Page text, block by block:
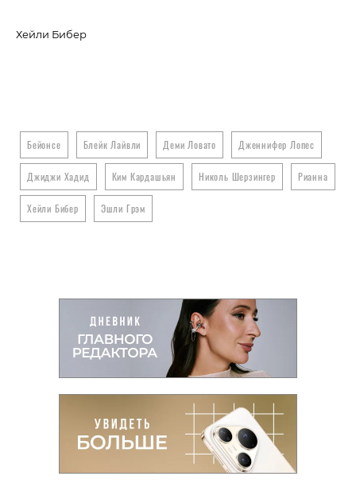
Хейли Бибер
Бейонсе Блейк Лайвли Деми Ловато Дженнифер Лопес
Джиджи Хадид Ким Кардашьян Николь Шерзингер Рианна
Хейли Бибер Эшли Грэм